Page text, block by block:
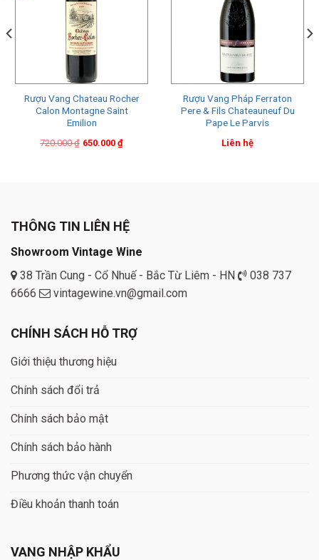
Rượu Vang Chateau Rocher
Calon Montagne Saint
Emilion
720.000₫
Original
650.000 ₫
Current
Rượu Vang Pháp Ferraton
Pere & Fils Chateauneuf Du
Pape Le Parvis
Liên hệ
THÔNG TIN LIÊN HỆ
Showroom Vintage Wine
38 Trần Cung - Cổ Nhuế - Bắc Từ Liêm - HN
038 737
6666
vintagewine.vn@gmail.com
CHÍNH SÁCH HỖ TRỢ
Giới thiệu thương hiệu
Chính sách đổi trả
Chính sách bảo mật
Chính sách bảo hành
Phương thức vận chuyển
Điều khoản thanh toán
VANG NHẬP KHẨU